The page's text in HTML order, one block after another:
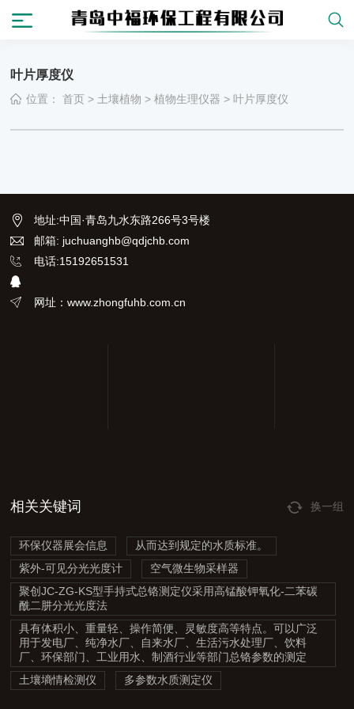
叶片厚度仪
位置：首页 > 土壤植物 >植物生理仪器 > 叶片厚度仪
地址:中国·青岛九水东路266号3号楼
邮箱: juchuanghb@qdjchb.com
电话:15192651531
网址：www.zhongfuhb.com.cn
相关关键词 换一组
环保仪器展会信息
从而达到规定的水质标准。
紫外-可见分光光度计
空气微生物采样器
聚创JC-ZG-KS型手持式总铬测定仪采用高锰酸钾氧化-二苯碳
酰二肼分光光度法
具有体积小、重量轻、操作简便、灵敏度高等特点。可以广泛
用于发电厂、纯净水厂、自来水厂、生活污水处理厂、饮料
厂、环保部门、工业用水、制酒行业等部门总铬参数的测定
土壤墒情检测仪
多参数水质测定仪